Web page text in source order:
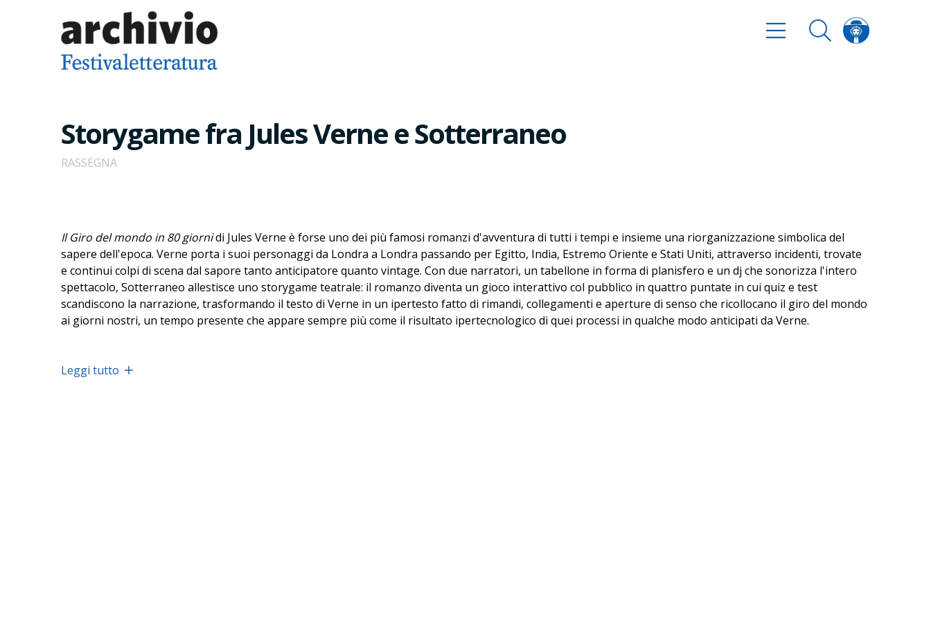
Storygame fra Jules Verne e Sotterraneo
RASSEGNA
Il Giro del mondo in 80 giornidi Jules Verne è forse uno dei più famosi romanzi d'avventura di tutti i tempi e insieme una riorganizzazione simbolica del
sapere dell'epoca. Verne porta i suoi personaggi da Londra a Londra passando per Egitto, India, Estremo Oriente e Stati Uniti, attraverso incidenti, trovate
e continui colpi di scena dal sapore tanto anticipatore quanto vintage. Con due narratori, un tabellone in forma di planisfero e un dj che sonorizza l'intero
spettacolo, Sotterraneo allestisce uno storygame teatrale: il romanzo diventa un gioco interattivo col pubblico in quattro puntate in cui quiz e test
scandiscono la narrazione, trasformando il testo di Verne in un ipertesto fatto di rimandi, collegamenti e aperture di senso che ricollocano il giro del mondo
ai giorni nostri, un tempo presente che appare sempre più come il risultato ipertecnologico di quei processi in qualche modo anticipati da Verne.
Leggi tutto